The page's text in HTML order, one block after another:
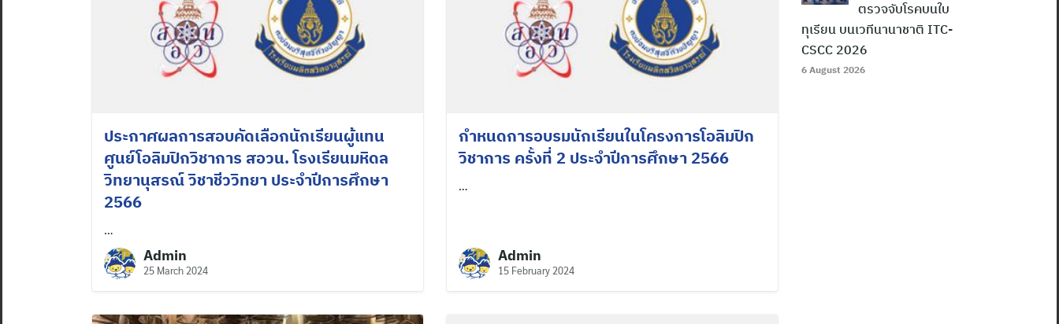
Search
for:
ประกาศผลการสอบคัดเลือกนักเรียนผู้แทน
ศูนย์โอลิมปิกวิชาการ สอวน. โรงเรียนมหิดล
วิทยานุสรณ์ วิชาชีววิทยา ประจำปีการศึกษา
2566
…
Admin
25 March 2024
กำหนดการอบรมนักเรียนในโครงการโอลิมปิก
วิชาการ ครั้งที่ 2 ประจำปีการศึกษา 2566
…
Admin
15 February 2024
ตรวจจับโรคบนใบ
ทุเรียน บนเวทีนานาชาติ ITC-
CSCC 2026
6 August 2026